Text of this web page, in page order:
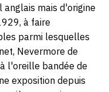
anglais mais d'origine
à faire
parmi lesquelles
Nevermore de
l'oreille bandée de
exposition depuis